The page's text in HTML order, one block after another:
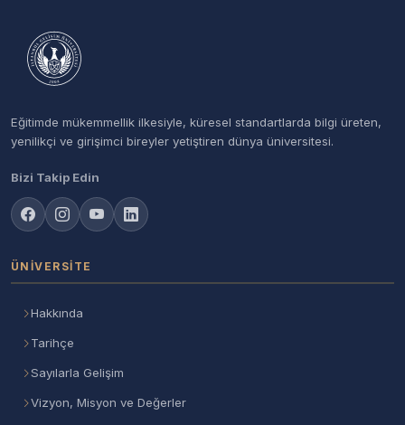
Eğitimde mükemmellik ilkesiyle, küresel standartlarda bilgi üreten,
yenilikçi ve girişimci bireyler yetiştiren dünya üniversitesi.
Bizi Takip Edin
ÜNIVERSITE
Hakkında
Tarihçe
Sayılarla Gelişim
Vizyon, Misyon ve Değerler